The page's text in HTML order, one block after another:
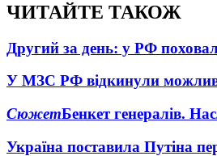
ЧИТАЙТЕ ТАКОЖ
Другий за день: у РФ
У МЗС РФ відкинули
СюжетБенкет генералів.
Україна поставила Путіна